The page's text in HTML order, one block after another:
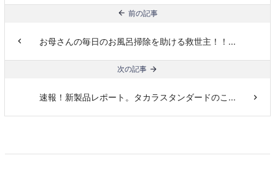
前の記事
お母さんの毎日のお風呂掃除を助ける救世主！！...
次の記事
速報！新製品レポート。タカラスタンダードのこ...